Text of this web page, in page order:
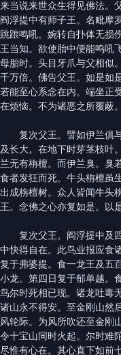
来当说来世众生得见佛法。
阎浮提中有师子王。名毗摩
跳踉鸣吼。婉转自扑体无损
王当知。欲使胎中便能鸣吼
母胎时。头目牙爪与父相似
千万倍。佛告父王。如是如
若能至心系念在内。端坐正
在烦恼。不为诸恶之所覆蔽
复次父王。譬如伊兰俱与
及长大。在地下时芽茎枝叶
兰无有栴檀。而伊兰臭。臭
食者发狂而死。牛头栴檀虽
出成栴檀树。众人皆闻牛头
王。念佛之心亦复如是。以
复次父王。阎浮提中及四
中快得自在。此鸟业报应食
复于弗婆提。食一龙王及五
小龙。第四日复于郁单越。
鸟尔时死相已现。诸龙吐毒
诸山永不得安。至金刚山然
风轮际。为风所吹还至金刚
令十宝山同时火起。尔时难
尽惟有心在。其心直下如前